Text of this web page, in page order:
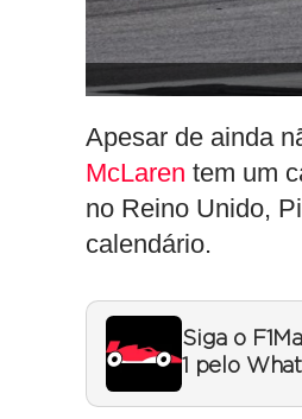
Apesar de ainda
McLaren tem um
no Reino Unido,
calendário.
Siga o
1 pelo